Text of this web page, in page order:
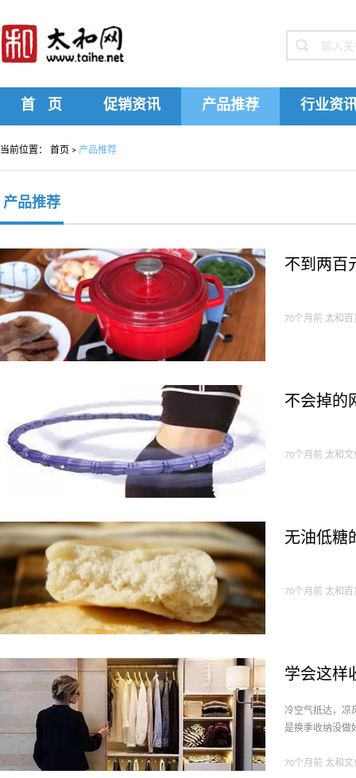
首 页 促销资讯 产品推荐 行业资
当前位置： 首页 > 产品推荐
产品推荐
不到两百
70个月前 太和
不会掉的
70个月前 太和
无油低糖
70个月前 太和
学会这样
冷空气抵达，凉
是换季收纳没做
70个月前 太和